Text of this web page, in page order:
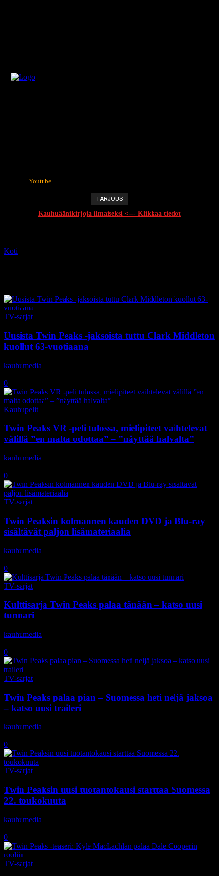
Youtube
TARJOUS
Kauhuäänikirjoja ilmaiseksi <--- Klikkaa tiedot
Koti
TV-sarjat
Uusista Twin Peaks -jaksoista tuttu Clark Middleton
kuollut 63-vuotiaana
kauhumedia
0
Kauhupelit
Twin Peaks VR -peli tulossa, mielipiteet vaihtelevat
välillä ”en malta odottaa” – ”näyttää halvalta”
kauhumedia
0
TV-sarjat
Twin Peaksin kolmannen kauden DVD ja Blu-ray
sisältävät paljon lisämateriaalia
kauhumedia
0
TV-sarjat
Kulttisarja Twin Peaks palaa tänään – katso uusi
tunnari
kauhumedia
0
TV-sarjat
Twin Peaks palaa pian – Suomessa heti neljä jaksoa
– katso uusi traileri
kauhumedia
0
TV-sarjat
Twin Peaksin uusi tuotantokausi starttaa Suomessa
22. toukokuuta
kauhumedia
0
TV-sarjat